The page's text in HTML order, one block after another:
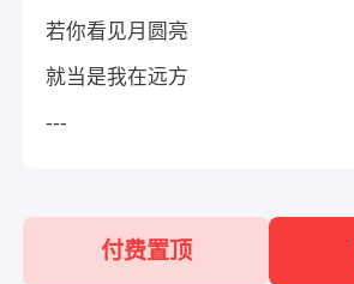
若你看见月圆亮
就当是我在远方
---
付费置顶